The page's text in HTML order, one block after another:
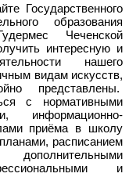
Государственного
образования
Чеченской
интересную и
нашего
видам искусств,
представлены.
с нормативными
информационно-
приёма в школу
расписанием
и